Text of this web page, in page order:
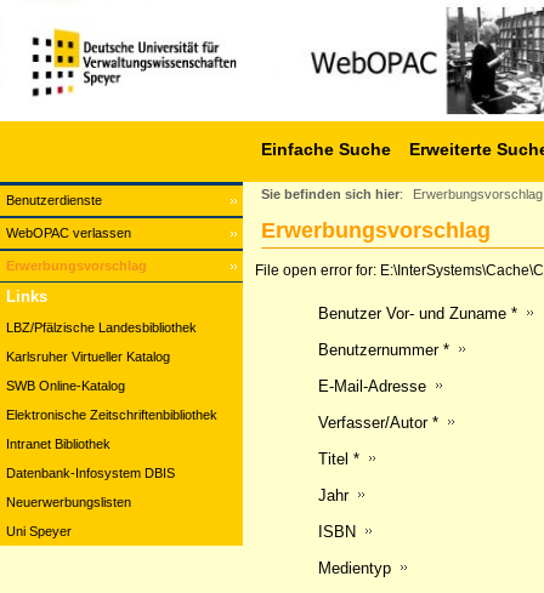
Benutzerdienste
WebOPAC verlassen
Erwerbungsvorschlag
Einfache Suche Erweiterte
Links
LBZ/Pfälzische Landesbibliothek
Karlsruher Virtueller Katalog
SWB Online-Katalog
Elektronische Zeitschriftenbibliothek
Intranet Bibliothek
Datenbank-Infosystem DBIS
Neuerwerbungslisten
Uni Speyer
Sie befinden sich hier: Erwerbungsvorschlag
Erwerbungsvorschlag
File open error for:
Benutzer Vor- und Zuname *
Benutzernummer *
E-Mail-Adresse
Verfasser/Autor *
Titel *
Jahr
ISBN
Medientyp